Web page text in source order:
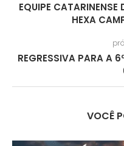
EQUIPE CATARINENSE
HEXA
REGRESSIVA PARA A
VOCÊ